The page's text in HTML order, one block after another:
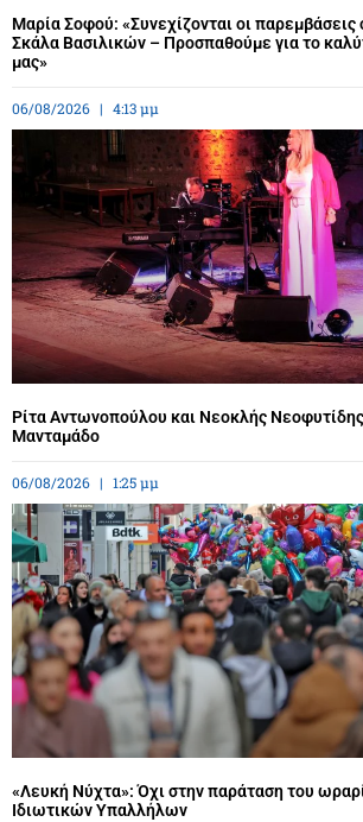
Μαρία Σοφού: «Συνεχίζονται οι
Σκάλα Βασιλικών – Προσπαθούμε για το
μας»
06/08/2026 4:13 μμ
Ρίτα Αντωνοπούλου και Νεοκλής
Μανταμάδο
06/08/2026 1:25 μμ
«Λευκή Νύχτα»: Όχι στην παράταση του
Ιδιωτικών Υπαλλήλων